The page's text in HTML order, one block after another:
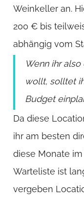
Weinkeller an.
200 € bis
abhängig vom
Wenn ihr
wollt, solltet
Budget
Da diese
ihr am besten
diese Monate
Warteliste ist
vergeben